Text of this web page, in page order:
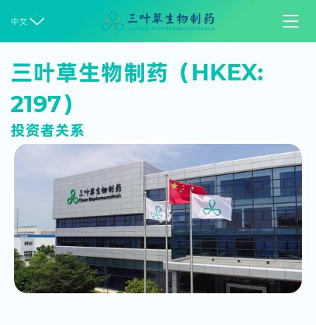

中文 
三叶草生物制药（HKEX:
2197）
投资者关系